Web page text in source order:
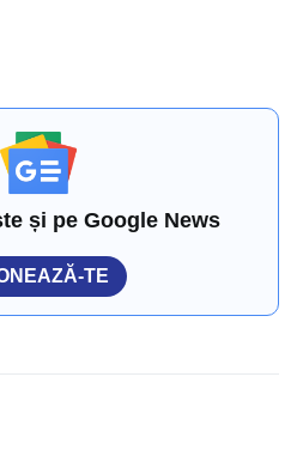
și pe Google News
TE